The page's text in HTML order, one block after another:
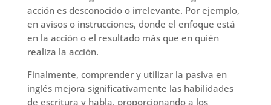
acción es desconocido o irrelevante. Por ejemplo,
en avisos o instrucciones, donde el enfoque está
en la acción o el resultado más que en quién
realiza la acción.
Finalmente, comprender y utilizar la pasiva en
inglés mejora significativamente las habilidades
de escritura y habla, proporcionando a los